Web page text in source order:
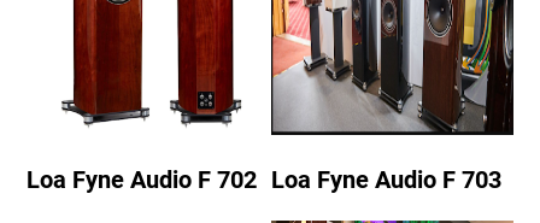
Loa Fyne Audio F 702 Loa Fyne Audio F 703